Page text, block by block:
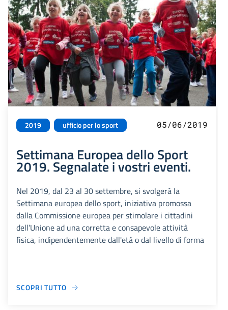
2019 ufficio per lo sport 05/06/2019
Settimana Europea dello Sport
2019. Segnalate i vostri eventi.
Nel 2019, dal 23 al 30 settembre, si svolgerà la
Settimana europea dello sport, iniziativa promossa
dalla Commissione europea per stimolare i cittadini
dell’Unione ad una corretta e consapevole attività
fisica, indipendentemente dall'età o dal livello di forma
SCOPRI TUTTO